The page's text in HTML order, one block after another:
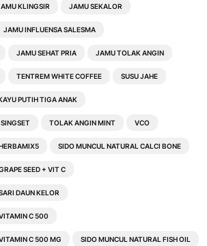
KLINGSIR JAMU SEKALOR
JAMU INFLUENSA SALESMA
JAMU SEHAT PRIA JAMU TOLAK ANGIN
TENTREM WHITE COFFEE SUSU JAHE
PUTIH TIGA ANAK
TOLAK ANGIN MINT VCO
SIDO MUNCUL NATURAL CALCI BONE
SEED + VIT C
DAUN KELOR
C 500
C 500 MG SIDO MUNCUL NATURAL FISH OIL